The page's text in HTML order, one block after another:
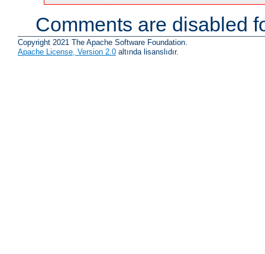
Comments are disabled
Copyright 2021 The Apache Software Foundation.
Apache License, Version 2.0 altında lisanslıdır.